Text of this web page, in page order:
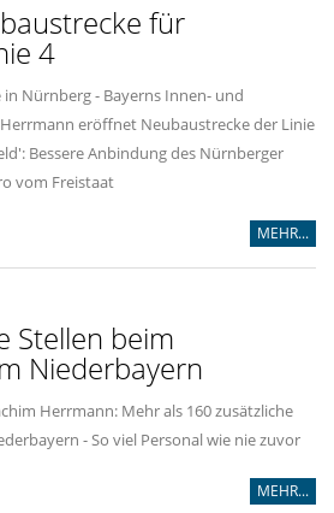
für
4
Nürnberg - Bayerns Innen- und
eröffnet Neubaustrecke der Linie
Bessere Anbindung des Nürnberger
vom Freistaat
MEHR...
Stellen beim
Niederbayern
Herrmann: Mehr als 160 zusätzliche
- So viel Personal wie nie zuvor
MEHR...